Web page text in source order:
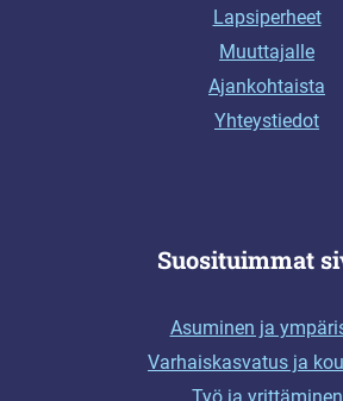
Lapsiperheet
Muuttajalle
Ajankohtaista
Yhteystiedot
Suosituimmat
Asuminen ja
Varhaiskasvatus ja